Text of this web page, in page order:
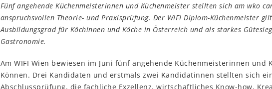
Fünf angehende Küchenmeisterinnen und Küchenmeister stellten sich am wko
anspruchsvollen Theorie- und Praxisprüfung. Der WIFI Diplom-Küchenmeister
Ausbildungsgrad für Köchinnen und Köche in Österreich und als starkes
Gastronomie.
Am WIFI Wien bewiesen im Juni fünf angehende Küchenmeisterinnen und
Können. Drei Kandidaten und erstmals zwei Kandidatinnen stellten sich
Abschlussprüfung, die fachliche Exzellenz, wirtschaftliches Know-how,